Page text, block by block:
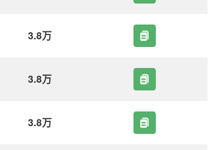
3.8万
3.8万
3.8万